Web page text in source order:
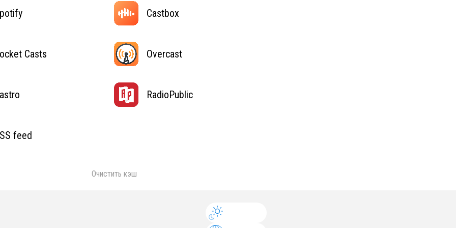
Castbox
Casts Overcast
RadioPublic
feed
Очистить кэш